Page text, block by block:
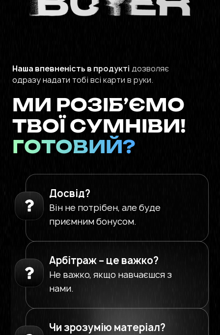
Наша впевненість в продукті дозволяє
одразу надати тобі всі карти в руки.
МИ РОЗІБ’ЄМО
ТВОЇ СУМНІВИ!
ГОТОВИЙ?
Досвід?
Він не потрібен, але буде
приємним бонусом.
Арбітраж – це важко?
Не важко, якщо навчаєшся з
нами.
Чи зрозумію матеріал?